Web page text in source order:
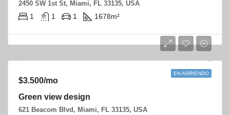
2450 SW 1st St, Miami, FL 33135, USA
1 1 1 1678m²
EN ARRIENDO
$3.500/mo
Green view design
621 Beacom Blvd, Miami, FL 33135, USA